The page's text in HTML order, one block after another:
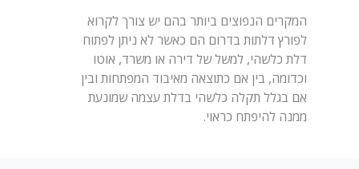
המקרים הנפוצים ביותר בהם יש צורך לקרוא
לפורץ דלתות בדרום הם כאשר לא ניתן לפתוח
דלת כלשהי, למשל של דירה או משרד, אוטו
וכדומה, בין אם כתוצאה מאיבוד המפתחות ובין
אם בגלל תקלה כלשהי בדלת עצמה שמונעת
ממנה להיפתח כראוי.